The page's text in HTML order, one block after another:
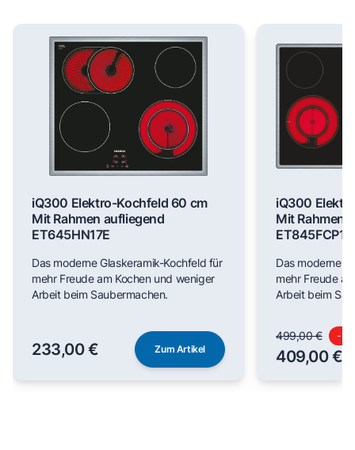
iQ300 Elektro-Kochfeld 60 cm
Mit Rahmen aufliegend
ET645HN17E
Das moderne Glaskeramik-Kochfeld für
mehr Freude am Kochen und weniger
Arbeit beim Saubermachen.
233,00 € Zum Artikel
iQ300
Mit Rahmen
ET845FCP1D
Das moderne
mehr Freude
Arbeit beim
499,00 € -18
409,00 €